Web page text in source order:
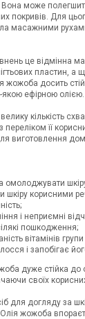
може
покривів. Для
масажними
це відмінна
пластин, а
жожоба досить
ефірною олією.
кількість
її
виготовлення
омолоджувати
шкіру корисними
і неприємні
пошкодження;
вітамінів групи
і запобігає
дуже стійка
своїх
для догляду за
жожоба